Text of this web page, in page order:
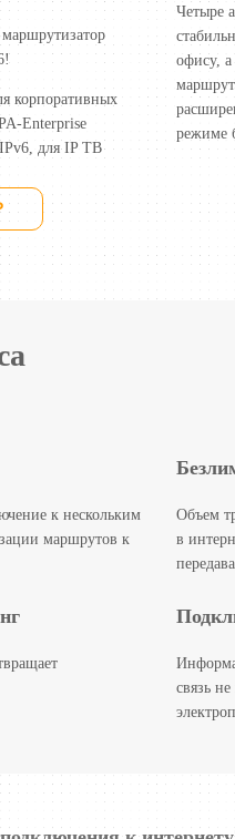
корпоративных
Enterprise
для IP ТВ
Четыре
офису,
режиме
к нескольким
маршрутов к
Объем
в
связь